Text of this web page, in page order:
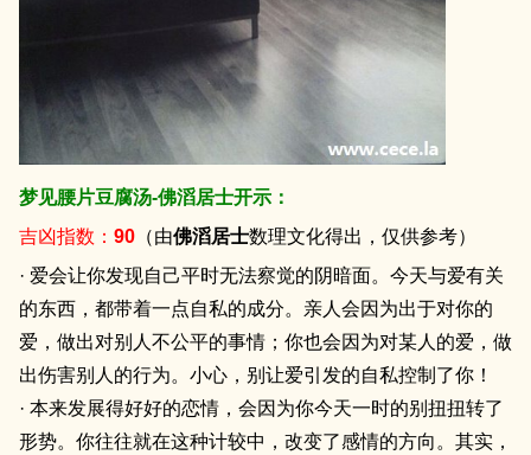
梦见腰片豆腐汤-佛滔居士开示：
吉凶指数： 90 （由佛滔居士数理文化得出，仅供参考）
· 爱会让你发现自己平时无法察觉的阴暗面。今天与爱有关
的东西，都带着一点自私的成分。亲人会因为出于对你的
爱，做出对别人不公平的事情；你也会因为对某人的爱，做
出伤害别人的行为。小心，别让爱引发的自私控制了你！
· 本来发展得好好的恋情，会因为你今天一时的别扭扭转了
形势。你往往就在这种计较中，改变了感情的方向。其实，